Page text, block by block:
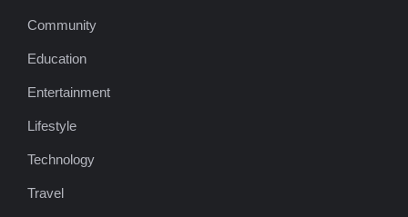
Community
Education
Entertainment
Lifestyle
Technology
Travel